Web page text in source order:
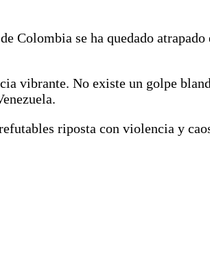
Colombia se ha quedado
vibrante. No existe un golpe
riposta con violencia y